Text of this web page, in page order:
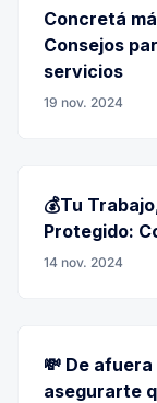
Concretá
Consejos
servicios
19 nov. 2024
💰Tu
Protegido:
14 nov. 2024
💸 De
asegurarte